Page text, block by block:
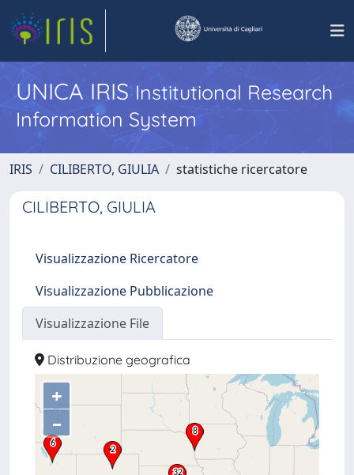
UNICA IRISInstitutional Research
Information System
IRIS CILIBERTO, GIULIA statistiche ricercatore
CILIBERTO, GIULIA
Visualizzazione Ricercatore
Visualizzazione Pubblicazione
Visualizzazione File
Distribuzione geografica
+
–